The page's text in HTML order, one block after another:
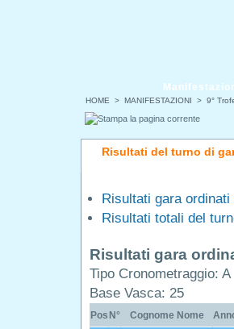
HOME > MANIFESTAZIONI > 9°
Risultati del turno di
Risultati gara ordinati
Risultati totali del
Risultati gara
Tipo Cronometraggio: A
Base Vasca: 25
Pos N° Cognome Nome